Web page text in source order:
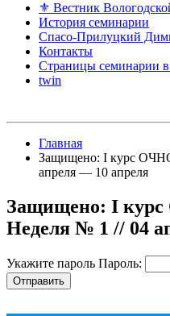
⚜ Вестник
История семинарии
Спасо-Прилуцкий
Контакты
Страницы семинарии в
twin
Главная
Защищено: I курс
апреля — 10 апреля
Защищено: I
Неделя № 1 // 04
Укажите пароль Пароль: